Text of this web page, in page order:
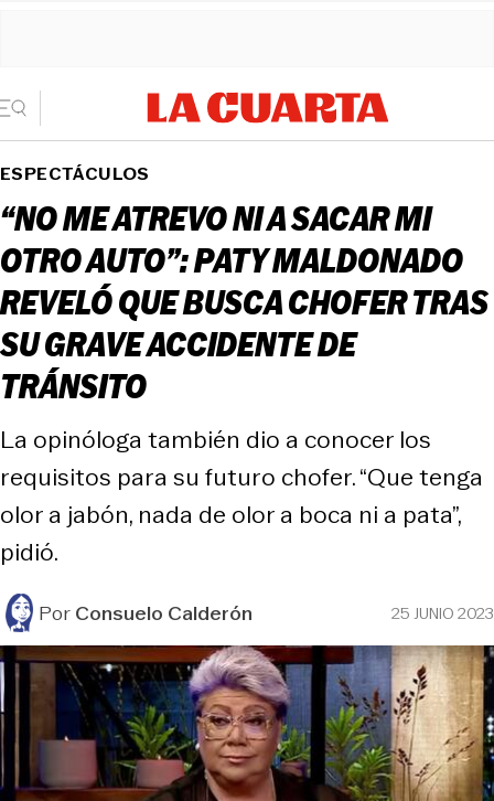
ESPECTÁCULOS
“NO ME ATREVO NI A SACAR MI
OTRO AUTO”: PATY MALDONADO
REVELÓ QUE BUSCA CHOFER TRAS
SU GRAVE ACCIDENTE DE
TRÁNSITO
La opinóloga también dio a conocer los
requisitos para su futuro chofer. “Que tenga
olor a jabón, nada de olor a boca ni a pata”,
pidió.
PorConsuelo Calderón 25 JUNIO 2023